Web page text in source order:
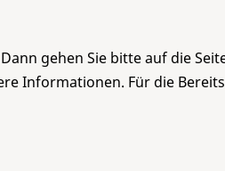
gehen Sie bitte auf die
Informationen. Für die